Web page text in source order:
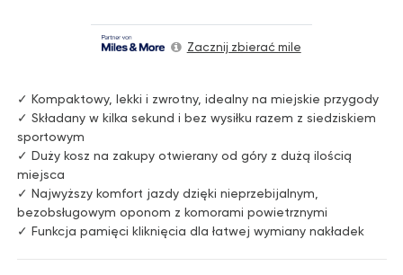
Zacznij zbierać mile
✓ Kompaktowy, lekki i zwrotny, idealny na miejskie przygody
✓ Składany w kilka sekund i bez wysiłku razem z siedziskiem
sportowym
✓ Duży kosz na zakupy otwierany od góry z dużą ilością
miejsca
✓ Najwyższy komfort jazdy dzięki nieprzebijalnym,
bezobsługowym oponom z komorami powietrznymi
✓ Funkcja pamięci kliknięcia dla łatwej wymiany nakładek